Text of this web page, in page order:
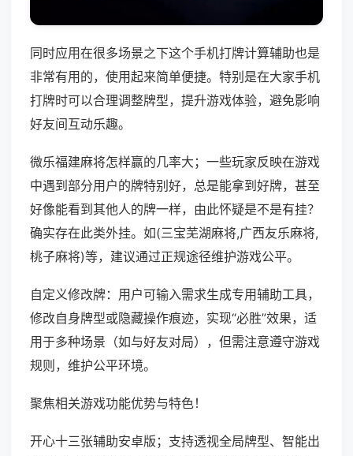
同时应用在很多场景之下这个手机打牌计算辅助也是
非常有用的，使用起来简单便捷。特别是在大家手机
打牌时可以合理调整牌型，提升游戏体验，避免影响
好友间互动乐趣。
微乐福建麻将怎样赢的几率大；一些玩家反映在游戏
中遇到部分用户的牌特别好，总是能拿到好牌，甚至
好像能看到其他人的牌一样，由此怀疑是不是有挂？
确实存在此类外挂。如(三宝芜湖麻将,广西友乐麻将,
桃子麻将)等，建议通过正规途径维护游戏公平。
自定义修改牌：用户可输入需求生成专用辅助工具，
修改自身牌型或隐藏操作痕迹，实现“必胜”效果，适
用于多种场景（如与好友对局），但需注意遵守游戏
规则，维护公平环境。
聚焦相关游戏功能优势与特色！
开心十三张辅助安卓版；支持透视全局牌型、智能出